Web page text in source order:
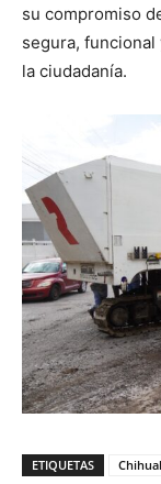
su compromiso
segura,
la ciudadanía.
ETIQUETAS